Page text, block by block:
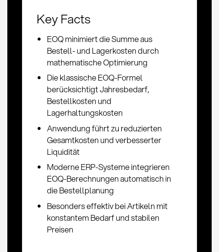
Key Facts
EOQ minimiert die Summe aus
Bestell- und Lagerkosten durch
mathematische Optimierung
Die klassische EOQ-Formel
berücksichtigt Jahresbedarf,
Bestellkosten und
Lagerhaltungskosten
Anwendung führt zu reduzierten
Gesamtkosten und verbesserter
Liquidität
Moderne ERP-Systeme integrieren
EOQ-Berechnungen automatisch in
die Bestellplanung
Besonders effektiv bei Artikeln mit
konstantem Bedarf und stabilen
Preisen